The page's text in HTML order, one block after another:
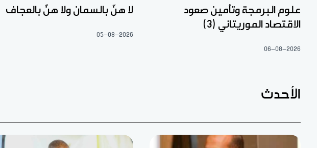
علوم البرمجة وتأمين صعود
الاقتصاد الموريتاني (3)
06-08-2026
لا هنّ بالسمان ولا هنّ بالعجاف
05-08-2026
الأحدث